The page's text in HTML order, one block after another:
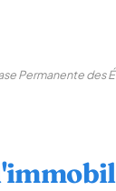
Permanente des